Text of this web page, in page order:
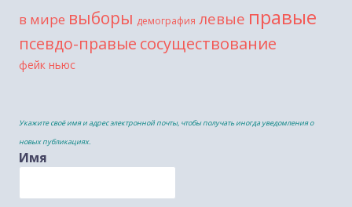
в мире выборы демография левые правые
псевдо-правые сосуществование
фейк ньюс
Укажите своё имя и адрес электронной почты, чтобы получать иногда уведомления о
новых публикациях.
Имя